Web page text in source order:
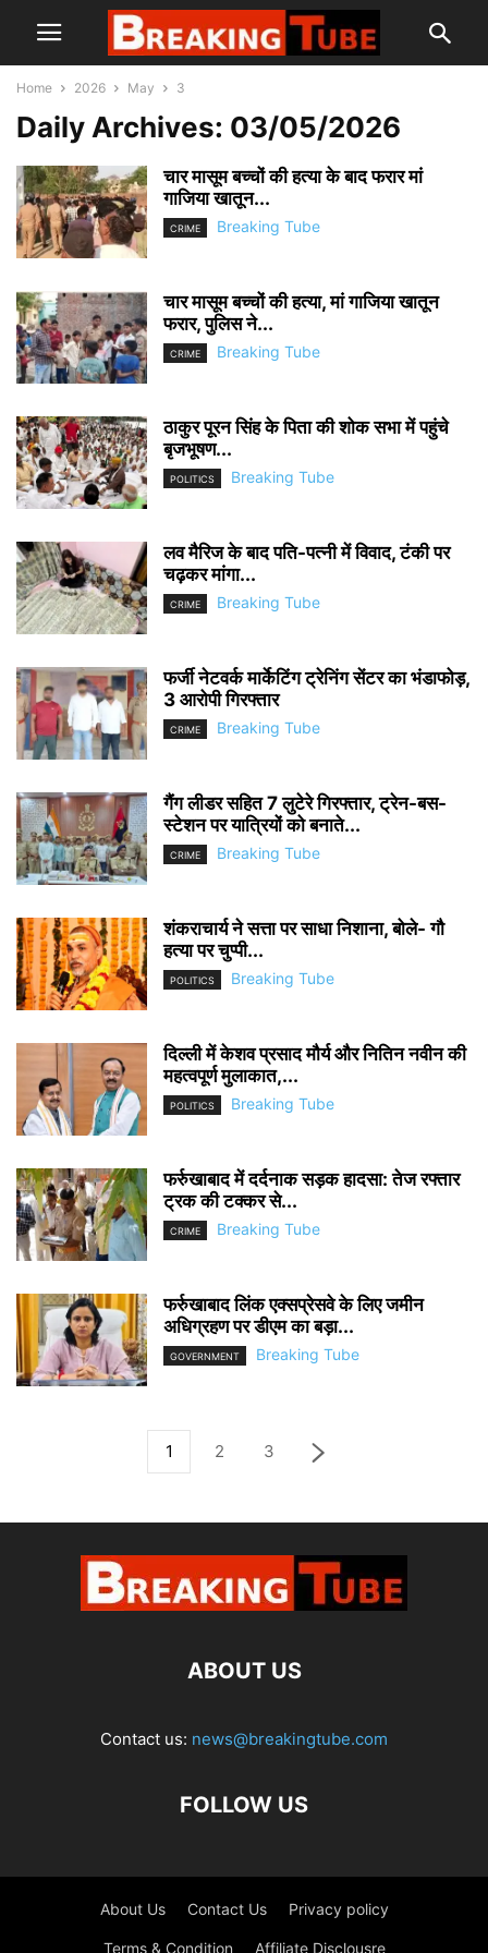
Home 2026 May 3
Daily Archives: 03/05/2026
चार मासूम बच्चों की हत्या के बाद फरार मां
गाजिया खातून...
CRIME Breaking Tube
चार मासूम बच्चों की हत्या, मां गाजिया खातून
फरार, पुलिस ने...
CRIME Breaking Tube
ठाकुर पूरन सिंह के पिता की शोक सभा में पहुंचे
बृजभूषण...
POLITICS Breaking Tube
लव मैरिज के बाद पति-पत्नी में विवाद, टंकी पर
चढ़कर मांगा...
CRIME Breaking Tube
फर्जी नेटवर्क मार्केटिंग ट्रेनिंग सेंटर का भंडाफोड़,
3 आरोपी गिरफ्तार
CRIME Breaking Tube
गैंग लीडर सहित 7 लुटेरे गिरफ्तार, ट्रेन-बस-
स्टेशन पर यात्रियों को बनाते...
CRIME Breaking Tube
शंकराचार्य ने सत्ता पर साधा निशाना, बोले- गौ
हत्या पर चुप्पी...
POLITICS Breaking Tube
दिल्ली में केशव प्रसाद मौर्य और नितिन नवीन की
महत्वपूर्ण मुलाकात,...
POLITICS Breaking Tube
फर्रुखाबाद में दर्दनाक सड़क हादसा: तेज रफ्तार
ट्रक की टक्कर से...
CRIME Breaking Tube
फर्रुखाबाद लिंक एक्सप्रेसवे के लिए जमीन
अधिग्रहण पर डीएम का बड़ा...
GOVERNMENT Breaking Tube
1 2 3
ABOUT US
Contact us: news@breakingtube.com
FOLLOW US
About Us Contact Us Privacy policy
Terms & Condition Affiliate Disclousre